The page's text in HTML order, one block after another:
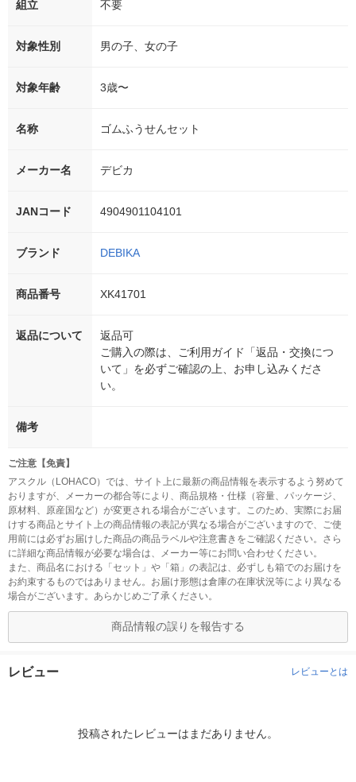
組立 不要
対象性別 男の子、女の子
対象年齢 3歳〜
名称 ゴムふうせんセット
メーカー名 デビカ
JANコード 4904901104101
ブランド DEBIKA
商品番号 XK41701
返品について
返品可
ご購入の際は、ご利用ガイド「返品・交換につ
いて」を必ずご確認の上、お申し込みくださ
い。
備考
ご注意【免責】
アスクル（LOHACO）では、サイト上に最新の商品情報を表示するよう努めて
おりますが、メーカーの都合等により、商品規格・仕様（容量、パッケージ、
原材料、原産国など）が変更される場合がございます。このため、実際にお届
けする商品とサイト上の商品情報の表記が異なる場合がございますので、ご使
用前には必ずお届けした商品の商品ラベルや注意書きをご確認ください。さら
に詳細な商品情報が必要な場合は、メーカー等にお問い合わせください。
また、商品名における「セット」や「箱」の表記は、必ずしも箱でのお届けを
お約束するものではありません。お届け形態は倉庫の在庫状況等により異なる
場合がございます。あらかじめご了承ください。
商品情報の誤りを報告する
レビュー レビューとは
投稿されたレビューはまだありません。